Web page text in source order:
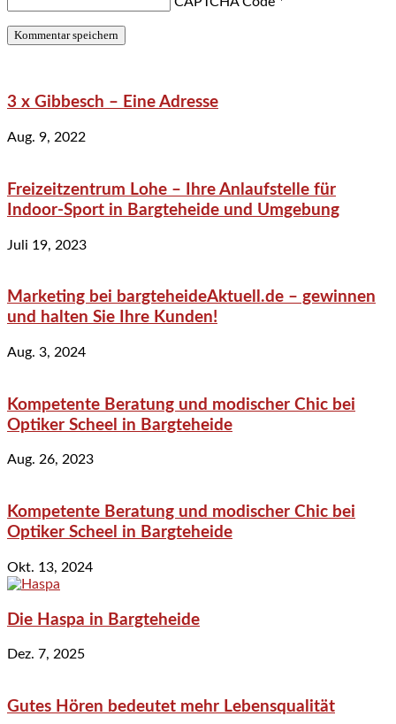
3 x Gibbesch – Eine Adresse
Aug. 9, 2022
Freizeitzentrum Lohe – Ihre Anlaufstelle für
Indoor-Sport in Bargteheide und Umgebung
Juli 19, 2023
Marketing bei bargteheideAktuell.de – gewinnen
und halten Sie Ihre Kunden!
Aug. 3, 2024
Kompetente Beratung und modischer Chic bei
Optiker Scheel in Bargteheide
Aug. 26, 2023
Kompetente Beratung und modischer Chic bei
Optiker Scheel in Bargteheide
Okt. 13, 2024
Die Haspa in Bargteheide
Dez. 7, 2025
Gutes Hören bedeutet mehr Lebensqualität